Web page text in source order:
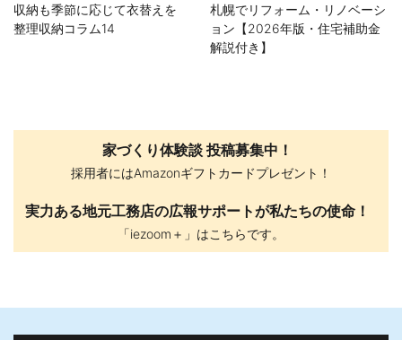
収納も季節に応じて衣替えを
整理収納コラム14
札幌でリフォーム・リノベーシ
ョン【2026年版・住宅補助金
解説付き】
家づくり体験談 投稿募集中！
採用者にはAmazonギフトカードプレゼント！
実力ある地元工務店の広報サポートが私たちの使命！
「iezoom＋」はこちらです。